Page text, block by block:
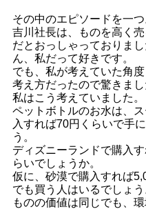
その中のエピソードを一つ
吉川社長は、ものを高く
だとおっしゃっておりま
ん、私だって好きです。
でも、私が考えていた角度
考え方だったので驚きまし
私はこう考えていました。
ペットボトルのお水は、
入すれば70円くらいで手
う。
ディズニーランドで購入す
らいでしょうか。
仮に、砂漠で購入すれば
でも買う人はいるでしょう
ものの価値は同じでも、